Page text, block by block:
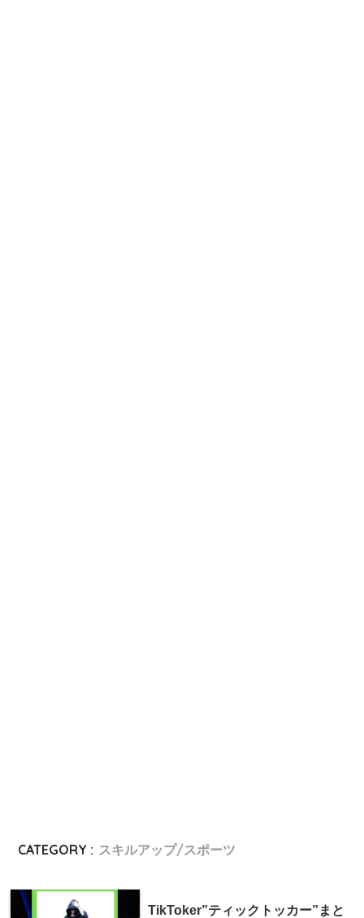
CATEGORY : スキルアップ/スポーツ
TikToker”ティックトッカー”まと